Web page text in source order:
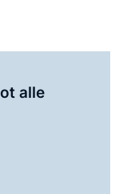
alle